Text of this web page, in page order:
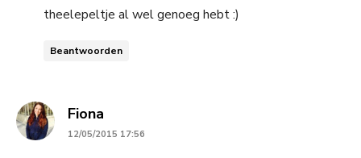
theelepeltje al wel genoeg hebt :)
Beantwoorden
Fiona
12/05/2015 17:56